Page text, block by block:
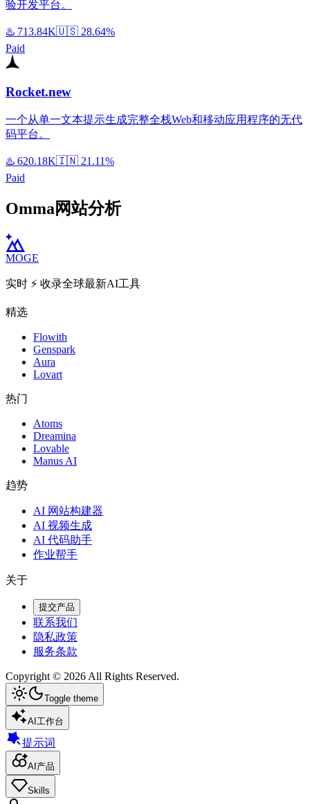
验开发平台。
♨️ 713.84K🇺🇸 28.64%
Paid
Rocket.new
一个从单一文本提示生成完整全栈Web和移动应用程序的无代
码平台。
♨️ 620.18K🇮🇳 21.11%
Paid
Omma网站分析
MOGE
实时 ⚡️ 收录全球最新AI工具
精选
Flowith
Genspark
Aura
Lovart
热门
Atoms
Dreamina
Lovable
Manus AI
趋势
AI 网站构建器
AI 视频生成
AI 代码助手
作业帮手
关于
提交产品
联系我们
隐私政策
服务条款
Copyright © 2026 All Rights Reserved.
Toggle theme
AI工作台
提示词
AI产品
Skills